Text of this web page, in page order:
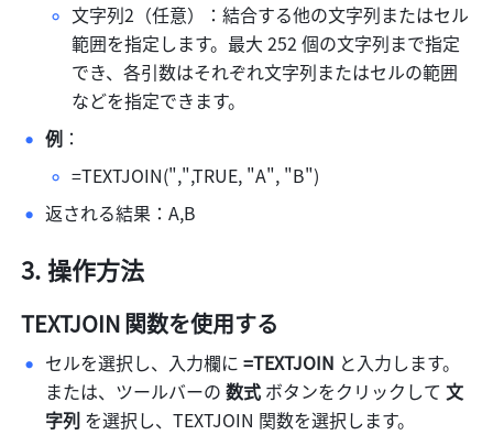
文字列2（任意）：結合する他の文字列またはセル
範囲を指定します。最大 252 個の文字列まで指定
でき、各引数はそれぞれ文字列またはセルの範囲
などを指定できます。
例 ：
=TEXTJOIN(",",TRUE, "A", "B")
返される結果：A,B
操作方法
TEXTJOIN 関数を使用する
セルを選択し、入力欄に =TEXTJOIN と入力します。
または、ツールバーの 数式 ボタンをクリックして 文
字列 を選択し、TEXTJOIN 関数を選択します。